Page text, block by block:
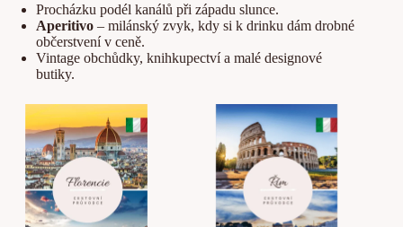
Procházku podél kanálů při západu slunce.
Aperitivo – milánský zvyk, kdy si k drinku dám drobné
občerstvení v ceně.
Vintage obchůdky, knihkupectví a malé designové
butiky.